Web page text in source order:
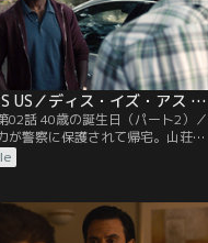
THIS IS US／ディス・イズ・アス シーズン5 第02話／字幕
02話 40歳の誕生日（パート2）／
が警察に保護されて帰宅。山荘に
たランダルは、いつもと様子が違
配するケイトに、ランダルは子供
直りしようと歩み寄るが、心を閉
ンダルは山荘を去る。一方、出産